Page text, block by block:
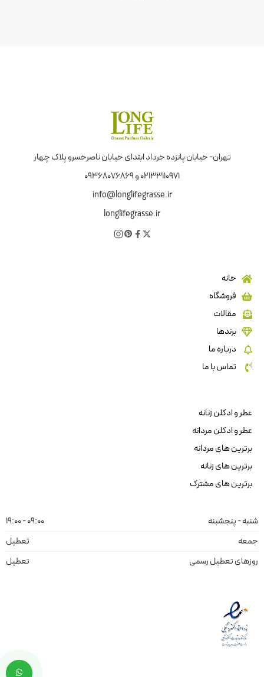
تهران- خیابان پانزده خرداد ابتدای خیابان ناصرخسرو پلاک چهار
02133110971 و 09368076869
info@longlifegrasse.ir
longlifegrasse.ir
خانه
فروشگاه
مقالات
برندها
درباره ما
تماس با ما
عطر و ادکلن زنانه
عطر و ادکلن مردانه
برترین های مردانه
برترین های زنانه
برترین های مشترک
شنبه - پنجشبنه
09:00 - 19:00
جمعه
تعطیل
روزهای تعطیل رسمی
تعطیل